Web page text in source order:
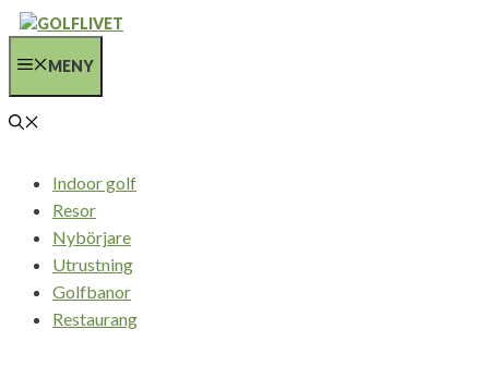
Hoppa
innehållMENY
Indoor golf
Resor
Nybörjare
Utrustning
Golfbanor
Restaurang